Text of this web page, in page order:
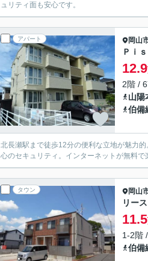
ュリティ面も安心です。
アパート 岡山
Ｐｉ
12.9
2階 /
山陽
伯備
北長瀬駅まで徒歩12分の便利な立地が魅力
心のセキュリティ。インターネットが無料で
タウン 岡山
リー
11.5
1-2階
伯備